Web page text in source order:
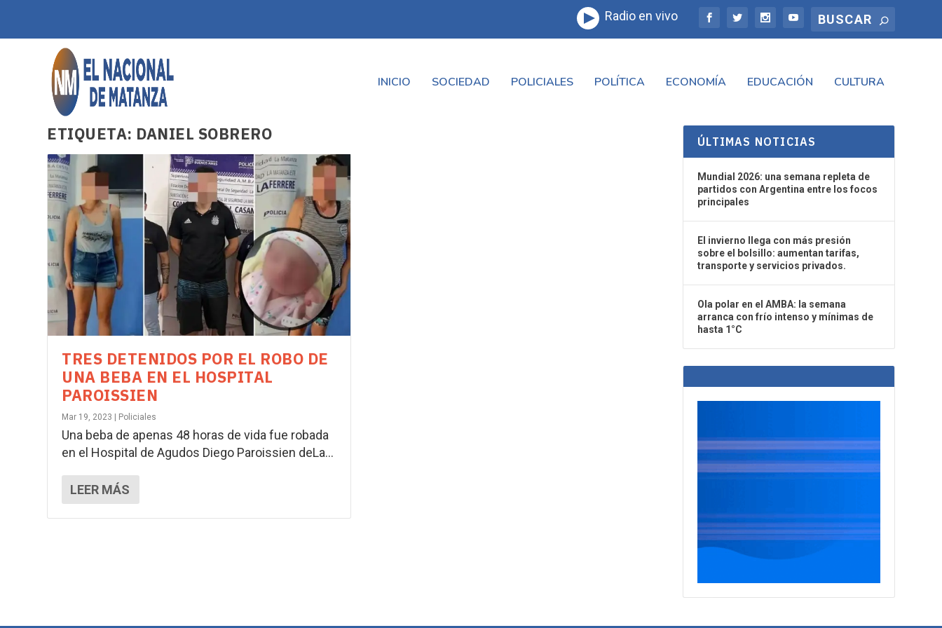
Radio en vivo
INICIO SOCIEDAD POLICIALES POLÍTICA ECONOMÍA EDUCACIÓN CULTURA
ETIQUETA: DANIEL SOBRERO
TRES DETENIDOS POR EL ROBO DE
UNA BEBA EN EL HOSPITAL
PAROISSIEN
Mar 19, 2023 | Policiales
Una beba de apenas 48 horas de vida fue robada
en el Hospital de Agudos Diego Paroissien deLa...
LEER MÁS
ÚLTIMAS NOTICIAS
Mundial 2026: una semana repleta de
partidos con Argentina entre los focos
principales
El invierno llega con más presión
sobre el bolsillo: aumentan tarifas,
transporte y servicios privados.
Ola polar en el AMBA: la semana
arranca con frío intenso y mínimas de
hasta 1°C